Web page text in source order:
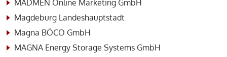
MADMEN Online Marketing GmbH
Magdeburg Landeshauptstadt
Magna BÖCO GmbH
MAGNA Energy Storage Systems GmbH